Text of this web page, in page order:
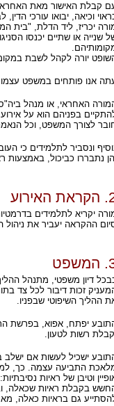
קבלת האישור מאת
וכיאה, יבואו עורכי
יכריז, ליד הדלת, "בית
שנייה או שתיים יכנסו
יורה לקהל לשבת
אנו פותחים במשפט
האחראי, או מנהל
בפניהם הוא על
לצורך המשפט, וכל
ונסביר לתלמידים כי
נתבררו כביכול,
יקריא לתלמידים
ההקראה יעביר את ניהול
דיון משפטי, מתנהל
זכות דיבור לכל צד
ההליך השיפוטי שבפניו.
יפתח, אפוא, בפרשת
רשות לטעון.
ישכיל לעשות אם ישלב
התביעה עצמה. כך,
וטיבן של ראיות נסיבתיות:
בקבלת ראיות שכאלה,
גם בראיות כאלה,